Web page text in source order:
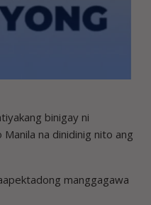
binigay ni
na dinidinig nito ang
manggagawa